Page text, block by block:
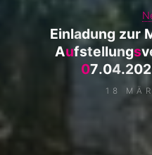
Einladung zur
Aufstellungsv
07.04.202
18